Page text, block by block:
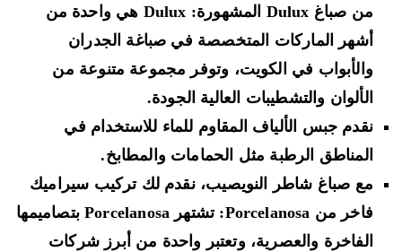
من صباغ Dulux المشهورة: Dulux هي واحدة من
أشهر الماركات المتخصصة في صباغة الجدران
والأبواب في الكويت، وتوفر مجموعة متنوعة من
الألوان والتشطيبات العالية الجودة.
نقدم جبس الألياف المقاوم للماء للاستخدام في
المناطق الرطبة مثل الحمامات والمطابخ.
مع صباغ شاطر النويصيب، نقدم لك تركيب سيراميك
فاخر من Porcelanosa: تشتهر Porcelanosa بتصاميمها
الفاخرة والعصرية، وتعتبر واحدة من أبرز شركات